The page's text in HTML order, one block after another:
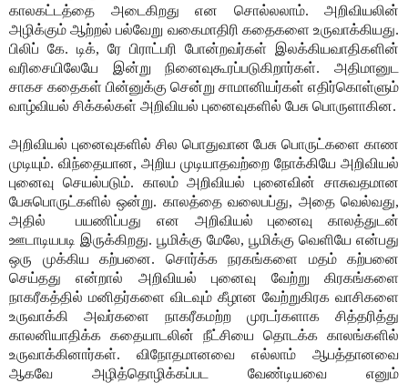
காலகட்டத்தை அடைகிறது என சொல்லலாம். அறிவியலின்
அழிக்கும் ஆற்றல் பல்வேறு வகைமாதிரி கதைகளை உருவாக்கியது.
பிலிப் கே. டிக், ரே பிராட்பரி போன்றவர்கள் இலக்கியவாதிகளின்
வரிசையிலேயே இன்று நினைவுகூரப்படுகிறார்கள். அதிமானுட
சாகச கதைகள் பின்னுக்கு சென்று சாமானியர்கள் எதிர்கொள்ளும்
வாழ்வியல் சிக்கல்கள் அறிவியல் புனைவுகளில் பேசு பொருளாகின.
அறிவியல் புனைவுகளில் சில பொதுவான பேசு பொருட்களை காண
முடியும். விந்தையான, அறிய முடியாதவற்றை நோக்கியே அறிவியல்
புனைவு செயல்படும். காலம் அறிவியல் புனைவின் சாசுவதமான
பேசுபொருட்களில் ஒன்று. காலத்தை வலைபப்து, அதை வெல்வது,
அதில்
பயணிப்பது என அறிவியல் புனைவு காலத்துடன்
ஊடாடியபடி இருக்கிறது. பூமிக்கு மேலே, பூமிக்கு வெளியே என்பது
ஒரு முக்கிய கற்பனை. சொர்க்க நரகங்களை மதம் கற்பனை
செய்தது என்றால் அறிவியல் புனைவு வேற்று கிரகங்களை
நாகரீகத்தில் மனிதர்களை விடவும் கீழான வேற்றுகிரக வாசிகளை
உருவாக்கி அவர்களை நாகரீகமற்ற முரடர்களாக சித்தரித்து
காலனியாதிக்க கதையாடலின் நீட்சியை தொடக்க காலங்களில்
உருவாக்கினார்கள். விநோதமானவை எல்லாம் ஆபத்தானவை
ஆகவே அழித்தொழிக்கப்பட வேண்டியவை எனும்